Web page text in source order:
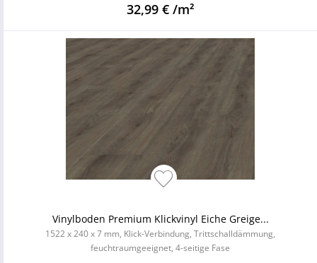
32,99 € /m²
Vinylboden Premium Klickvinyl Eiche Greige...
1522 x 240 x 7 mm, Klick-Verbindung, Trittschalldämmung,
feuchtraumgeeignet, 4-seitige Fase